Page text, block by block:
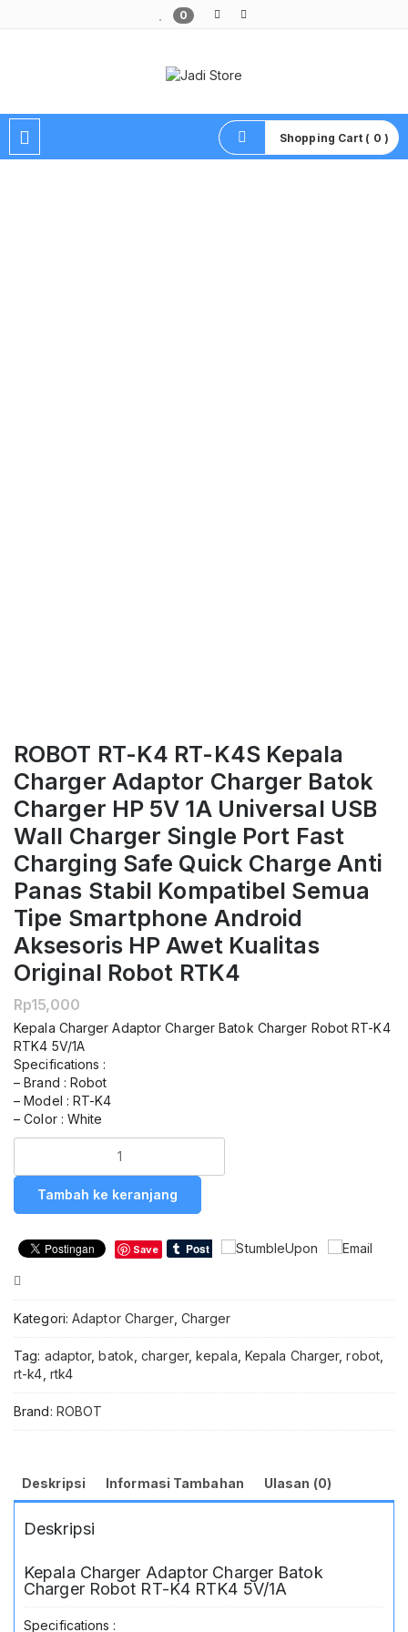
0
Shopping Cart ( 0 )
ROBOT RT-K4 RT-K4S Kepala
Charger Adaptor Charger Batok
Charger HP 5V 1A Universal USB
Wall Charger Single Port Fast
Charging Safe Quick Charge Anti
Panas Stabil Kompatibel Semua
Tipe Smartphone Android
Aksesoris HP Awet Kualitas
Original Robot RTK4
Rp15,000
Kepala Charger Adaptor Charger Batok Charger Robot RT-K4
RTK4 5V/1A
Specifications :
– Brand : Robot
– Model : RT-K4
– Color : White
RT-
RT-
K4S
Kepala
Charger
Batok
HP
5V
Universal
Single
Fast
Safe
Quick
Charge
Anti
Tambah ke keranjang
Save
Kategori: Adaptor Charger, Charger
Tag: adaptor,batok ,charger,kepala Kepala Charger,robot,
rt-k4 rtk4
Brand: ROBOT
Deskripsi Informasi Tambahan Ulasan (0)
Deskripsi
Kepala Charger Adaptor Charger Batok
Charger Robot RT-K4 RTK4 5V/1A
Specifications :